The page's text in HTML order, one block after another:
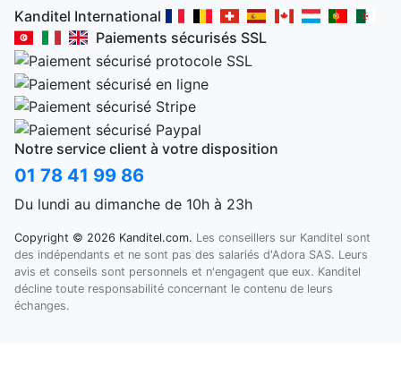
Kanditel International
Paiements sécurisés SSL
Notre service client à votre disposition
01 78 41 99 86
Du lundi au dimanche de 10h à 23h
Copyright © 2026 Kanditel.com. Les conseillers sur Kanditel sont
des indépendants et ne sont pas des salariés d'Adora SAS. Leurs
avis et conseils sont personnels et n'engagent que eux. Kanditel
décline toute responsabilité concernant le contenu de leurs
échanges.